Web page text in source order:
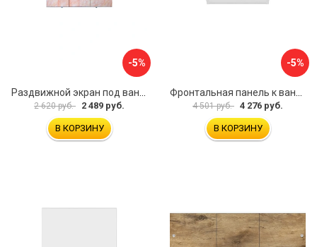
-5%
2 620 руб. 2 489 руб.
В КОРЗИНУ
-5%
4 501 руб. 4 276 руб.
В КОРЗИНУ